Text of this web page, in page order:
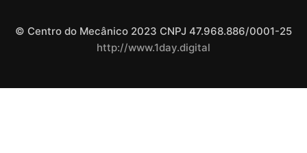
© Centro do Mecânico 2023 CNPJ 47.968.886/0001-25
http://www.1day.digital